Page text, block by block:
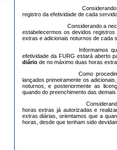
registro da efetividade de cada
Considerando a
estabelecermos os devidos
extras e adicionais noturnos de cada
Informamos
efetividade da FURG estará aberto
diáriode no máximo duas horas
Como
lançados primeiramente os adicionais
noturnos, e posteriormente as
quando do preenchimento das
horas extras já autorizadas e
extras diárias, orientamos que a
horas, desde que tenham sido